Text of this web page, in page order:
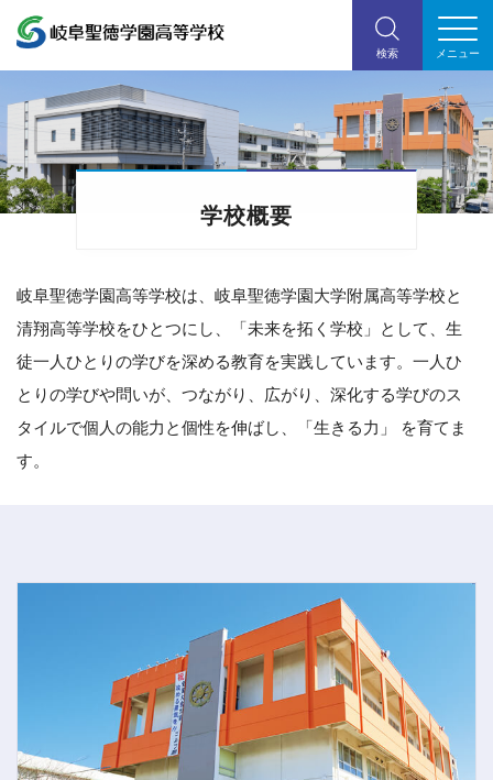
学校概要
岐阜聖徳学園高等学校は、岐阜聖徳学園大学附属高等学校と
清翔高等学校をひとつにし、「未来を拓く学校」として、生
徒一人ひとりの学びを深める教育を実践しています。一人ひ
とりの学びや問いが、つながり、広がり、深化する学びのス
タイルで個人の能力と個性を伸ばし、「生きる力」 を育てま
す。